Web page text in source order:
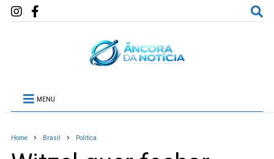
MENU
Home Brasil Politica